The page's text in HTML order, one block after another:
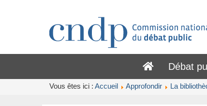
Débat
Vous êtes ici : Accueil Approfondir La